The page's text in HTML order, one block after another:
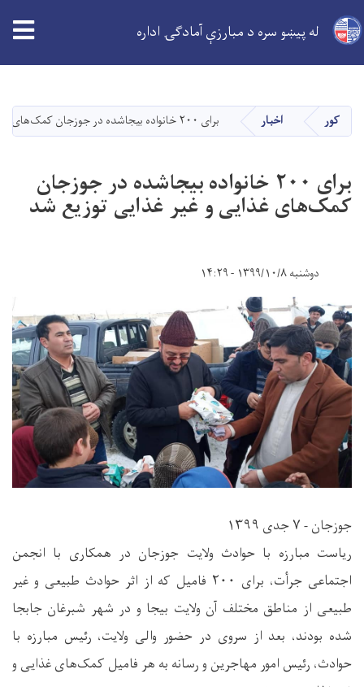
دانګل
له پیښو سره د مبارزې آمادګۍ اداره
کور اخبار برای ۲۰۰ خانواده بیجاشده در جوزجان کمک‌های غذایی و غیر غذایی توزیع شد
برای ۲۰۰ خانواده بیجاشده در جوزجان
کمک‌های غذایی و غیر غذایی توزیع شد
دوشنبه ۱۳۹۹/۱۰/۸ - ۱۴:۲۹
جوزجان - ۷ جدی ۱۳۹۹
ریاست مبارزه با حوادث ولایت جوزجان در همکاری با انجمن
اجتماعی جرأت، برای ۲۰۰ فامیل که از اثر حوادث طبیعی و غیر
طبیعی از مناطق مختلف آن ولایت بیجا و در شهر شبرغان جابجا
شده بودند، بعد از سروی در حضور والی ولایت، رئیس مبارزه با
حوادث، رئیس امور مهاجرین و رسانه به هر فامیل کمک‌های غذایی و